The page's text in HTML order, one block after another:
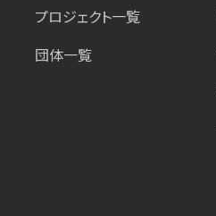
プロジェクト一覧
団体一覧